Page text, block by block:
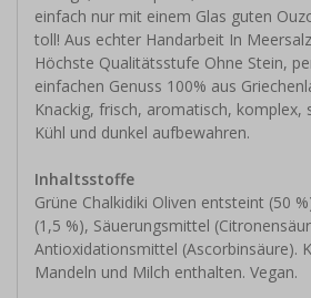
einfach nur mit einem Glas guten
toll! Aus echter Handarbeit In
Höchste Qualitätsstufe Ohne Stein,
einfachen Genuss 100% aus
Knackig, frisch, aromatisch, komplex,
Kühl und dunkel aufbewahren.
Inhaltsstoffe
Grüne Chalkidiki Oliven entsteint (50
(1,5 %), Säuerungsmittel
Antioxidationsmittel (Ascorbinsäure).
Mandeln und Milch enthalten. Vegan.